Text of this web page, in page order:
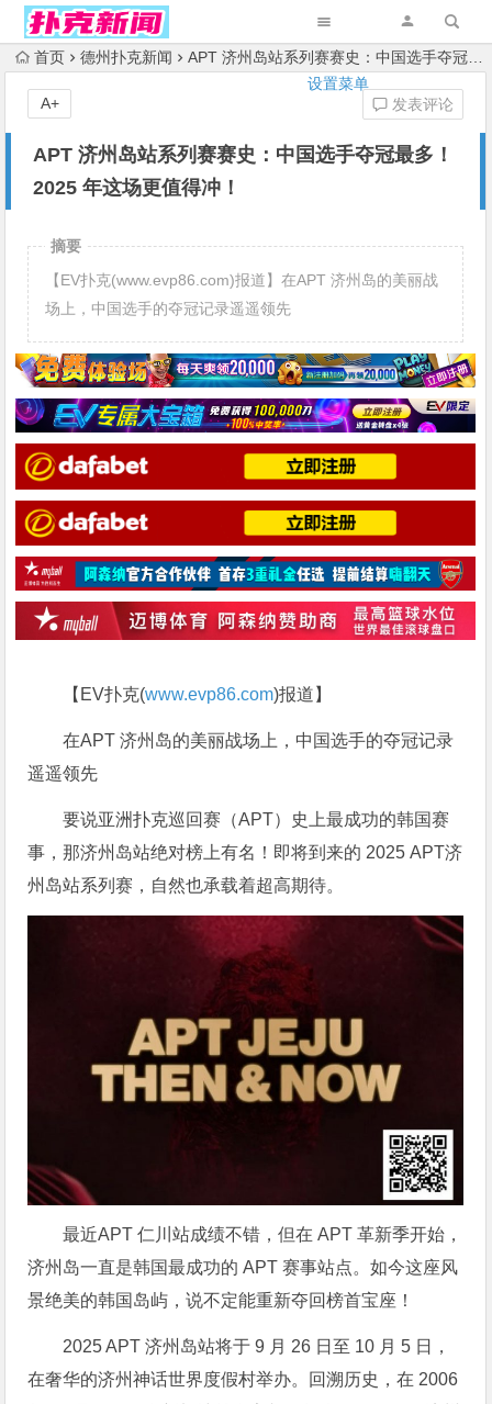
设置菜单
首页 德州扑克新闻 APT 济州岛站系列赛赛史：中国选手夺冠最多！2025 年这场更值得冲！
APT 济州岛站系列赛赛史：中国选手夺冠最多！
2025 年这场更值得冲！
发表评论
A+
摘要
【EV扑克(www.evp86.com)报道】在APT 济州岛的美丽战
场上，中国选手的夺冠记录遥遥领先
【EV扑克(www.evp86.com)报道】
在APT 济州岛的美丽战场上，中国选手的夺冠记录
遥遥领先
要说亚洲扑克巡回赛（APT）史上最成功的韩国赛
事，那济州岛站绝对榜上有名！即将到来的 2025 APT济
州岛站系列赛，自然也承载着超高期待。
最近APT 仁川站成绩不错，但在 APT 革新季开始，
济州岛一直是韩国最成功的 APT 赛事站点。如今这座风
景绝美的韩国岛屿，说不定能重新夺回榜首宝座！
2025 APT 济州岛站将于 9 月 26 日至 10 月 5 日，
在奢华的济州神话世界度假村举办。回溯历史，在 2006